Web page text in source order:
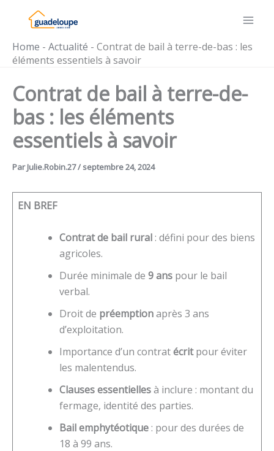
Home - Actualité - Contrat de bail à terre-de-bas : les
éléments essentiels à savoir
Contrat de bail à terre-de-
bas : les éléments
essentiels à savoir
ParJulie.Robin.27/ septembre 24, 2024
EN BREF
Contrat de bail rural : défini pour des biens
agricoles.
Durée minimale de 9 ans pour le bail
verbal.
Droit de préemptionaprès 3 ans
d’exploitation.
Importance d’un contratécritpour éviter
les malentendus.
Clauses essentiellesà inclure : montant du
fermage, identité des parties.
Bail emphytéotique : pour des durées de
18 à 99 ans.